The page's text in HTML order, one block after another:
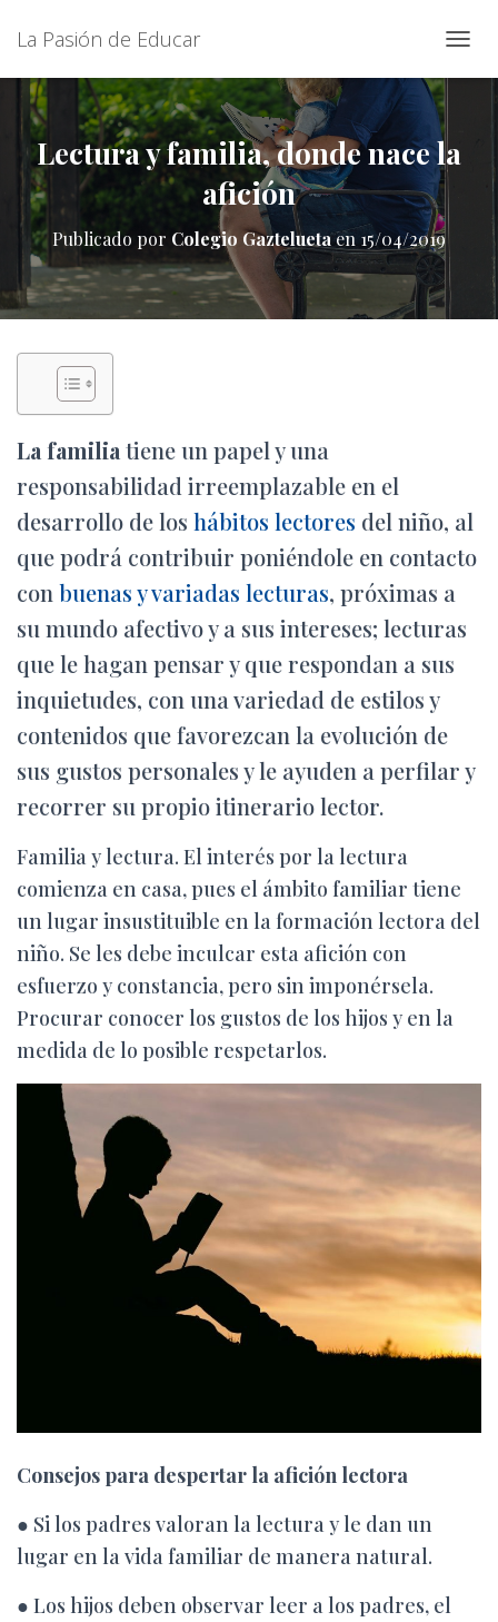
La Pasión de Educar
A
A
N
Lectura y familia, donde nace la
afición
Publicado por Colegio Gazteluetaen 15/04/2019
La familia tiene un papel y una
responsabilidad irreemplazable en el
desarrollo de los hábitos lectores del niño, al
que podrá contribuir poniéndole en contacto
con buenas y variadas lecturas, próximas a
su mundo afectivo y a sus intereses; lecturas
que le hagan pensar y que respondan a sus
inquietudes, con una variedad de estilos y
contenidos que favorezcan la evolución de
sus gustos personales y le ayuden a perfilar y
recorrer su propio itinerario lector.
Familia y lectura. El interés por la lectura
comienza en casa, pues el ámbito familiar tiene
un lugar insustituible en la formación lectora del
niño. Se les debe inculcar esta afición con
esfuerzo y constancia, pero sin imponérsela.
Procurar conocer los gustos de los hijos y en la
medida de lo posible respetarlos.
Consejos para despertar la afición lectora
● Si los padres valoran la lectura y le dan un
lugar en la vida familiar de manera natural.
● Los hijos deben observar leer a los padres, el